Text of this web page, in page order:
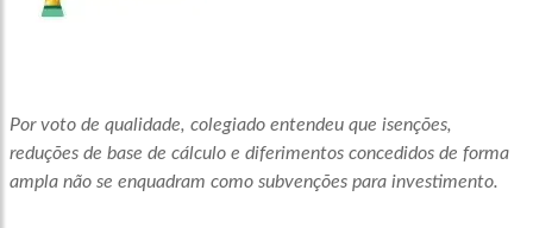
Por voto de qualidade, colegiado entendeu que isenções,
reduções de base de cálculo e diferimentos concedidos de forma
ampla não se enquadram como subvenções para investimento.